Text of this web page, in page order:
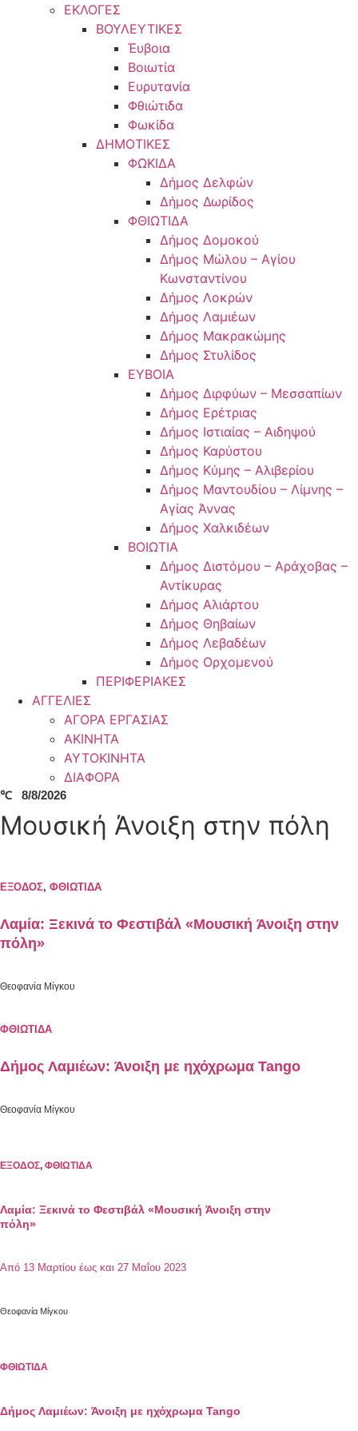
ΕΚΛΟΓΕΣ
ΒΟΥΛΕΥΤΙΚΕΣ
Έυβοια
Βοιωτία
Ευρυτανία
Φθιώτιδα
Φωκίδα
ΔΗΜΟΤΙΚΕΣ
ΦΩΚΙΔΑ
Δήμος Δελφών
Δήμος Δωρίδος
ΦΘΙΩΤΙΔΑ
Δήμος Δομοκού
Δήμος Μώλου – Αγίου
Κωνσταντίνου
Δήμος Λοκρών
Δήμος Λαμιέων
Δήμος Μακρακώμης
Δήμος Στυλίδος
ΕΥΒΟΙΑ
Δήμος Διρφύων – Μεσσαπίων
Δήμος Ερέτριας
Δήμος Ιστιαίας – Αιδηψού
Δήμος Καρύστου
Δήμος Κύμης – Αλιβερίου
Δήμος Μαντουδίου – Λίμνης –
Αγίας Άννας
Δήμος Χαλκιδέων
ΒΟΙΩΤΙΑ
Δήμος Διστόμου – Αράχοβας –
Αντίκυρας
Δήμος Αλιάρτου
Δήμος Θηβαίων
Δήμος Λεβαδέων
Δήμος Ορχομενού
ΠΕΡΙΦΕΡΙΑΚΕΣ
ΑΓΓΕΛΙΕΣ
ΑΓΟΡΑ ΕΡΓΑΣΙΑΣ
ΑΚΙΝΗΤΑ
ΑΥΤΟΚΙΝΗΤΑ
ΔΙΑΦΟΡΑ
℃ 8/8/2026
Μουσική Άνοιξη στην πόλη
ΕΞΟΔΟΣ, ΦΘΙΩΤΙΔΑ
Λαμία: Ξεκινά το Φεστιβάλ «Μουσική Άνοιξη στην
πόλη»
Θεοφανία Μίγκου
ΦΘΙΩΤΙΔΑ
Δήμος Λαμιέων: Άνοιξη με ηχόχρωμα Tango
Θεοφανία Μίγκου
ΕΞΟΔΟΣ, ΦΘΙΩΤΙΔΑ
Λαμία: Ξεκινά το Φεστιβάλ «Μουσική Άνοιξη στην
πόλη»
Από 13 Μαρτίου έως και 27 Μαΐου 2023
Θεοφανία Μίγκου
ΦΘΙΩΤΙΔΑ
Δήμος Λαμιέων: Άνοιξη με ηχόχρωμα Tango